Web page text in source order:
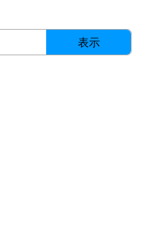
表示